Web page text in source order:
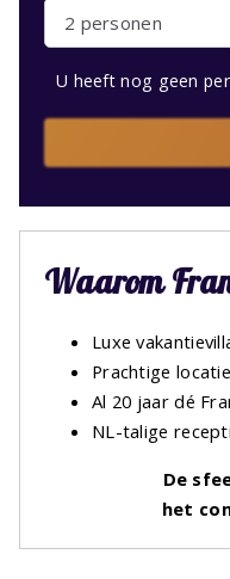
2 personen
U heeft nog geen
Waarom
Luxe
Prachtige
Al 20 jaar dé
NL-talige
De
het